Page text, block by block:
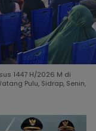
1447 H/2026 M di
Pulu, Sidrap, Senin,